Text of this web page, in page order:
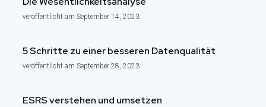
veröffentlicht am September 14, 2023
5 Schritte zu einer besseren Datenqualität
veröffentlicht am September 28, 2023
ESRS verstehen und umsetzen